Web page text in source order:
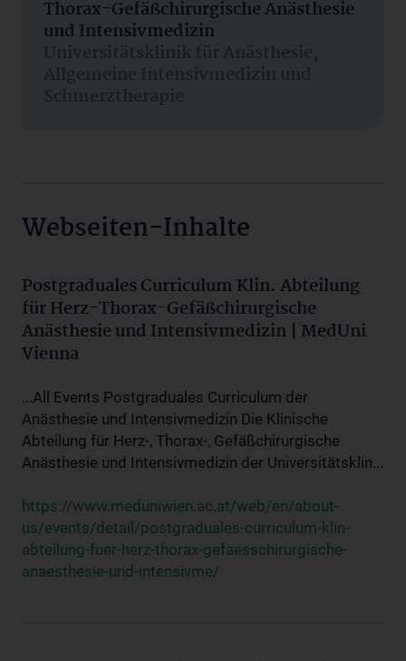
Thorax-Gefäßchirurgische Anästhesie
und Intensivmedizin
Universitätsklinik für Anästhesie,
Allgemeine Intensivmedizin und
Schmerztherapie
Webseiten-Inhalte
Postgraduales Curriculum Klin. Abteilung
für Herz-Thorax-Gefäßchirurgische
Anästhesie und Intensivmedizin | MedUni
Vienna
...All Events Postgraduales Curriculum der
Anästhesie und Intensivmedizin Die Klinische
Abteilung für Herz-, Thorax-, Gefäßchirurgische
Anästhesie und Intensivmedizin der Universitätsklin...
https://www.meduniwien.ac.at/web/en/about-
us/events/detail/postgraduales-curriculum-klin-
abteilung-fuer-herz-thorax-gefaesschirurgische-
anaesthesie-und-intensivme/